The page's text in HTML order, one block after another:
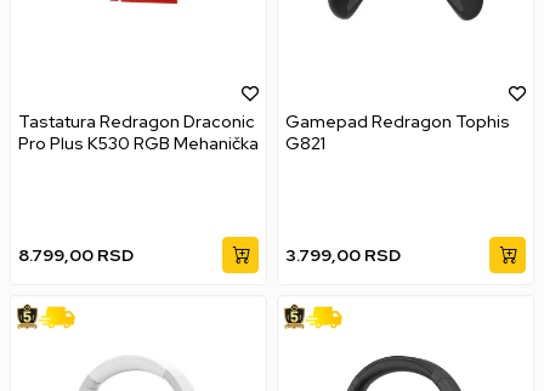
Tastatura Redragon Draconic
Pro Plus K530 RGB Mehanička
8.799,00 RSD
Gamepad Redragon Tophis
G821
3.799,00 RSD